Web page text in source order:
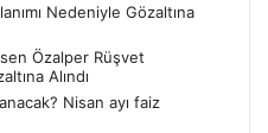
Nedeniyle Gözaltına
Özalper Rüşvet
Alındı
Nisan ayı faiz